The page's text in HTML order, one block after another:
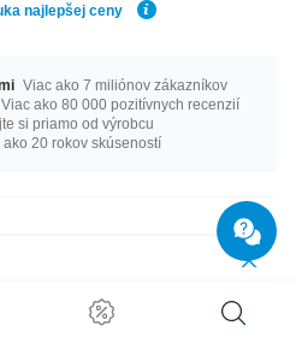
najlepšej ceny
Viac ako 7 miliónov zákazníkov
Viac ako 80 000 pozitívnych recenzií
si priamo od výrobcu
ako 20 rokov skúseností
in various colours to match your